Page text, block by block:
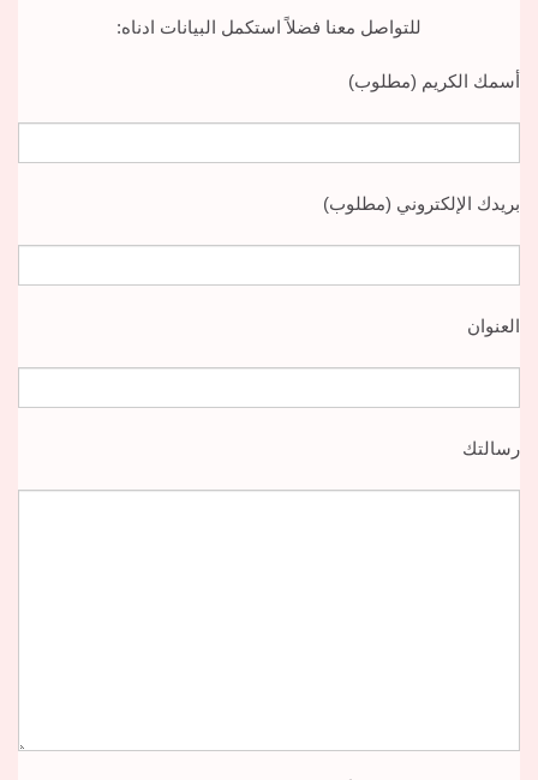
للتواصل معنا فضلاً استكمل البيانات ادناه:
أسمك الكريم (مطلوب)
بريدك الإلكتروني (مطلوب)
العنوان
رسالتك